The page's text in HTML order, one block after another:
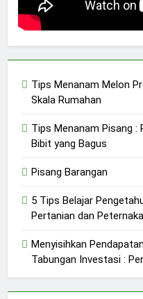
Tips Menanam Melon
Skala Rumahan
Tips Menanam Pisang :
Bibit yang Bagus
Pisang Barangan
5 Tips Belajar
Pertanian dan
Menyisihkan
Tabungan Investasi :